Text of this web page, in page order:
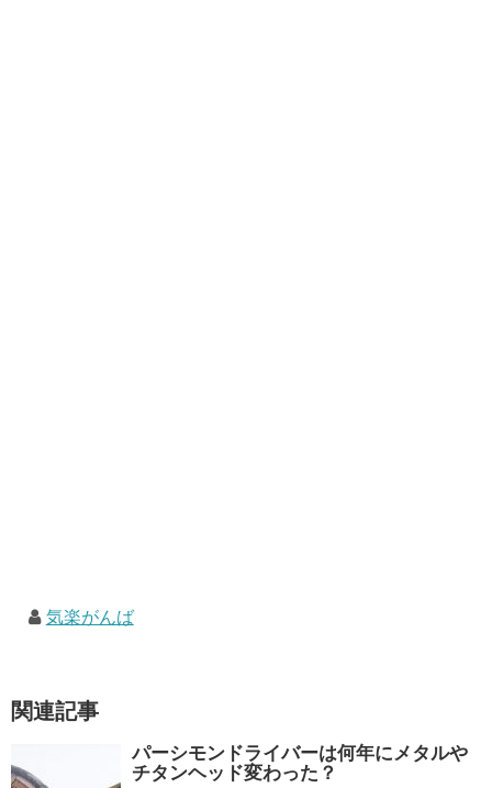
気楽がんば
関連記事
パーシモンドライバーは何年にメタルや
チタンヘッド変わった？